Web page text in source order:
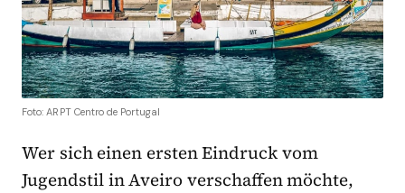
Foto: ARPT Centro de Portugal
Wer sich einen ersten Eindruck vom
Jugendstil in Aveiro verschaffen möchte,